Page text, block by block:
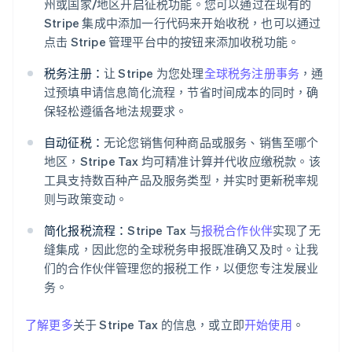
州或国家/地区开启征税功能。您可以通过在现有的
Stripe 集成中添加一行代码来开始收税，也可以通过
点击 Stripe 管理平台中的按钮来添加收税功能。
税务注册： 让 Stripe 为您处理全球税务注册事务 ，通
过预填申请信息简化流程，节省时间成本的同时，确
保轻松遵循各地法规要求。
自动征税： 无论您销售何种商品或服务、销售至哪个
地区，Stripe Tax 均可精准计算并代收应缴税款。该
工具支持数百种产品及服务类型，并实时更新税率规
则与政策变动。
简化报税流程：Stripe Tax 与报税合作伙伴实现了无
缝集成，因此您的全球税务申报既准确又及时。让我
们的合作伙伴管理您的报税工作，以便您专注发展业
务。
了解更多关于 Stripe Tax 的信息，或立即开始使用 。
阿联酋
爱尔兰
English
爱沙尼亚
English
澳大利亚